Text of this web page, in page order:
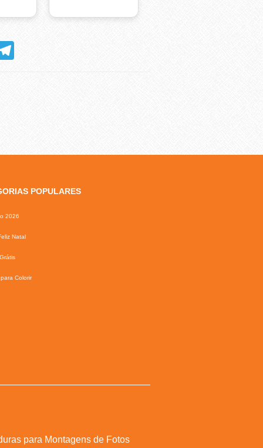
Telegram
POPULARES
2026
Natal
Colorir
para Montagens de Fotos